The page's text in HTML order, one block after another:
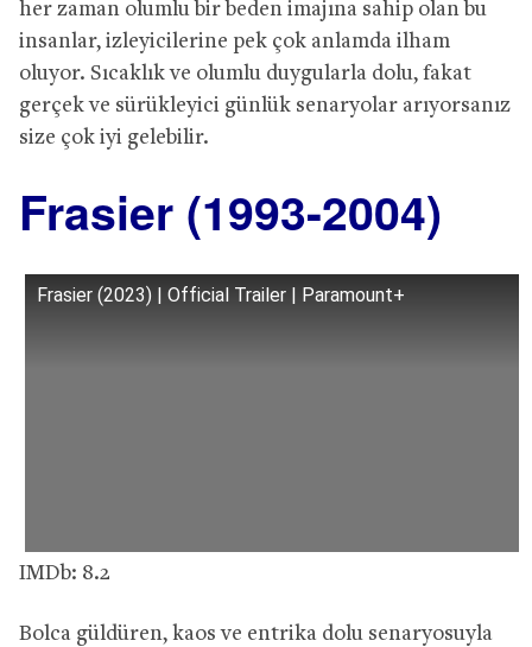
her zaman olumlu bir beden imajına sahip olan bu
insanlar, izleyicilerine pek çok anlamda ilham
oluyor. Sıcaklık ve olumlu duygularla dolu, fakat
gerçek ve sürükleyici günlük senaryolar arıyorsanız
size çok iyi gelebilir.
Frasier (1993-2004)
Frasier (2023) | Official Trailer | Paramount+
IMDb: 8.2
Bolca güldüren, kaos ve entrika dolu senaryosuyla